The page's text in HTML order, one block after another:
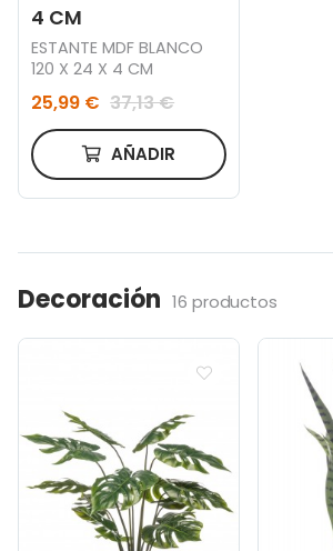
4 CM
ESTANTE MDF BLANCO
120 X 24 X 4 CM
25,99 € 37,13 €
AÑADIR
Decoración 16 productos